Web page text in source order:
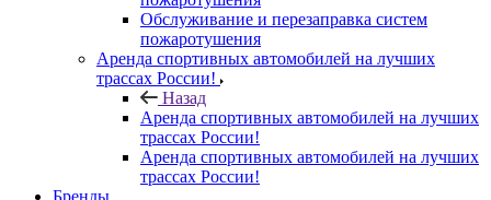
Обслуживание и перезаправка систем
пожаротушения
Аренда спортивных автомобилей на лучших
трассах России!
Назад
Аренда спортивных автомобилей на лучших
трассах России!
Аренда спортивных автомобилей на лучших
трассах России!
Бренды